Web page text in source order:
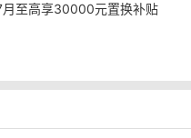
至高享30000元置换补贴